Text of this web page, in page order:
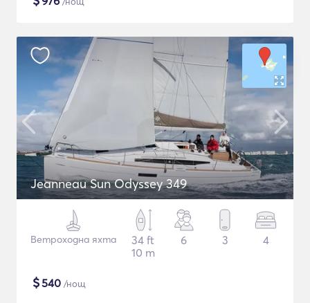
Jeanneau Sun Odyssey 349
Ветроходна яхта
34 ft
10 m
6 3 4
$540 /нощ